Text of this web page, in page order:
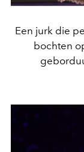
Een jurk die
bochten